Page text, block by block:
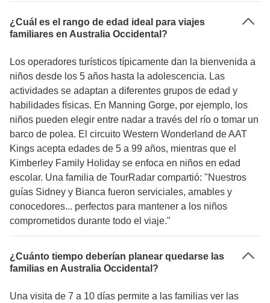
¿Cuál es el rango de edad ideal para viajes
familiares en Australia Occidental?
Los operadores turísticos típicamente dan la bienvenida a
niños desde los 5 años hasta la adolescencia. Las
actividades se adaptan a diferentes grupos de edad y
habilidades físicas. En Manning Gorge, por ejemplo, los
niños pueden elegir entre nadar a través del río o tomar un
barco de polea. El circuito Western Wonderland de AAT
Kings acepta edades de 5 a 99 años, mientras que el
Kimberley Family Holiday se enfoca en niños en edad
escolar. Una familia de TourRadar compartió: "Nuestros
guías Sidney y Bianca fueron serviciales, amables y
conocedores... perfectos para mantener a los niños
comprometidos durante todo el viaje."
¿Cuánto tiempo deberían planear quedarse las
familias en Australia Occidental?
Una visita de 7 a 10 días permite a las familias ver las